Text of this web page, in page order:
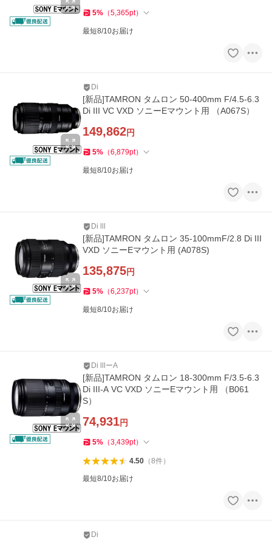
5% （5,365pt）
最短8/10お届け
Di
[新品]TAMRON タムロン 50-400mm F/4.5-6.3
Di III VC VXD ソニーEマウント用 （A067S）
149,862円
5% （6,879pt）
最短8/10お届け
Di lll
[新品]TAMRON タムロン 35-100mmF/2.8 Di III
VXD ソニーEマウント用 (A078S)
135,875円
5% （6,237pt）
最短8/10お届け
Di lllーA
[新品]TAMRON タムロン 18-300mm F/3.5-6.3
Di III-A VC VXD ソニーEマウント用 （B061
S）
74,931円
5% （3,439pt）
4.50（8件）
最短8/10お届け
Di